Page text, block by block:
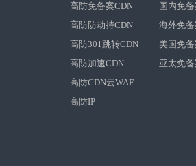
高防免备案CDN
高防防劫持CDN
高防301跳转CDN
高防加速CDN
高防CDN云WAF
高防IP
国内免
海外免
美国免
亚太免